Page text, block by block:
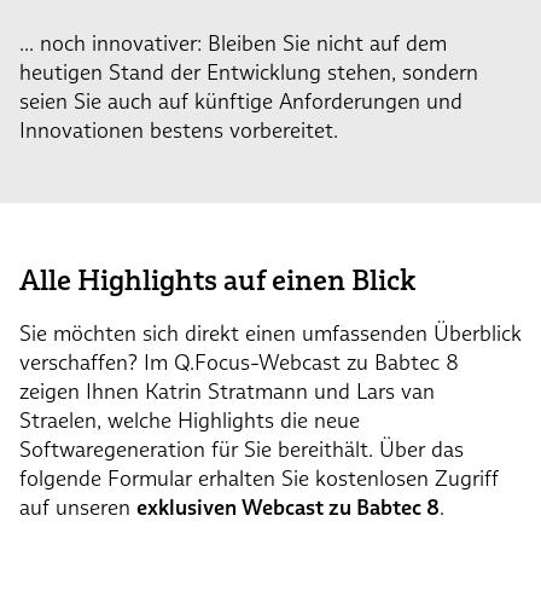
... noch innovativer: Bleiben Sie nicht auf dem
heutigen Stand der Entwicklung stehen, sondern
seien Sie auch auf künftige Anforderungen und
Innovationen bestens vorbereitet.
Alle Highlights auf einen Blick
Sie möchten sich direkt einen umfassenden Überblick
verschaffen? Im Q.Focus-Webcast zu Babtec 8
zeigen Ihnen Katrin Stratmann und Lars van
Straelen, welche Highlights die neue
Softwaregeneration für Sie bereithält. Über das
folgende Formular erhalten Sie kostenlosen Zugriff
auf unseren exklusiven Webcast zu Babtec 8.